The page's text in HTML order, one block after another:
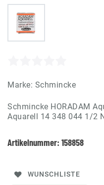
Marke: Schmincke
Schmincke HORADAM
Aquarell 14 348 044 1/2
Artikelnummer: 158858
WUNSCHLISTE